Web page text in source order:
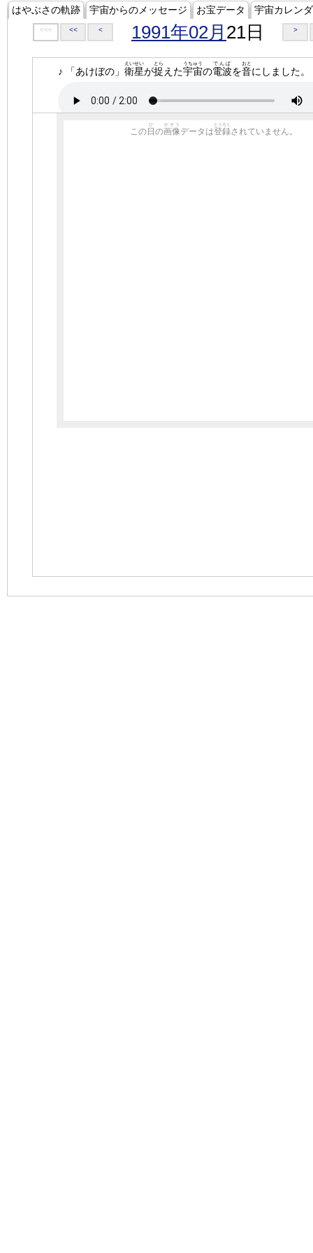
はやぶさの軌跡 宇宙からのメッセージ お宝データ 宇宙カレン
<<< << < 1991年02月 21日 >
♪ 「あけぼの」 衛星
えいせい
が捉
とら
えた宇宙
うちゅう
の電波
でんぱ
を音
おと
にしました。
この 日
ひ
の画像
がぞう
データは登録
とうろく
されていません。